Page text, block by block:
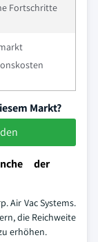
Fortschritte
Markt?
der
Air Vac Systems.
die Reichweite
erhöhen.